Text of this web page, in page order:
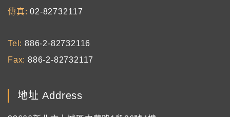
傳真
02-82732117
Tel
886-2-82732116
Fax 886-2-82732117
地址 Address